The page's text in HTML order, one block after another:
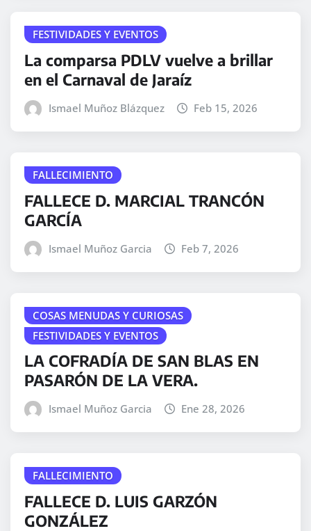
FESTIVIDADES Y EVENTOS
La comparsa PDLV vuelve a brillar
en el Carnaval de Jaraíz
Ismael Muñoz Blázquez Feb 15, 2026
FALLECIMIENTO
FALLECE D. MARCIAL TRANCÓN
GARCÍA
Ismael Muñoz Garcia Feb 7, 2026
COSAS MENUDAS Y CURIOSAS
FESTIVIDADES Y EVENTOS
LA COFRADÍA DE SAN BLAS EN
PASARÓN DE LA VERA.
Ismael Muñoz Garcia Ene 28, 2026
FALLECIMIENTO
FALLECE D. LUIS GARZÓN
GONZÁLEZ